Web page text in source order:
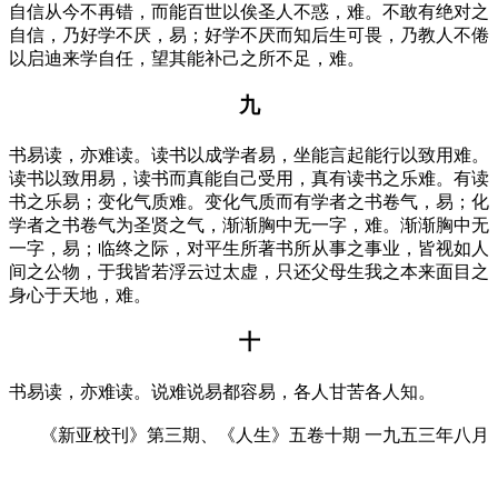
自信从今不再错，而能百世以俟圣人不惑，难。不敢有绝对之
自信，乃好学不厌，易；好学不厌而知后生可畏，乃教人不倦
以启迪来学自任，望其能补己之所不足，难。
九
书易读，亦难读。读书以成学者易，坐能言起能行以致用难。
读书以致用易，读书而真能自己受用，真有读书之乐难。有读
书之乐易；变化气质难。变化气质而有学者之书卷气，易；化
学者之书卷气为圣贤之气，渐渐胸中无一字，难。渐渐胸中无
一字，易；临终之际，对平生所著书所从事之事业，皆视如人
间之公物，于我皆若浮云过太虚，只还父母生我之本来面目之
身心于天地，难。
十
书易读，亦难读。说难说易都容易，各人甘苦各人知。
《新亚校刊》第三期、《人生》五卷十期 一九五三年八月